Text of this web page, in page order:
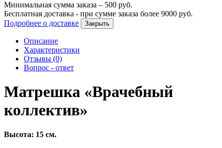
Минимальная сумма заказа – 500 руб.
Бесплатная доставка - при сумме заказа более 9000 руб.
Подробнее о доставке
Закрыть
Описание
Характеристики
Отзывы (0)
Вопрос - ответ
Матрешка «Врачебный
коллектив»
Высота: 15 см.